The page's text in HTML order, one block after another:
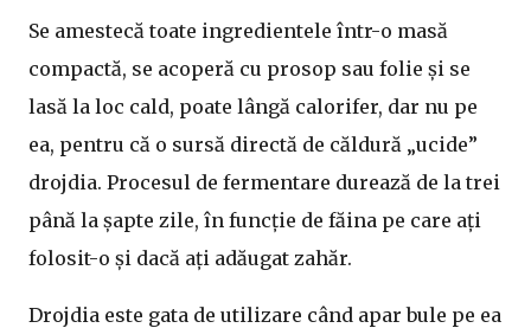
Se amestecă toate ingredientele într-o masă
compactă, se acoperă cu prosop sau folie și se
lasă la loc cald, poate lângă calorifer, dar nu pe
ea, pentru că o sursă directă de căldură „ucide”
drojdia. Procesul de fermentare durează de la trei
până la șapte zile, în funcție de făina pe care ați
folosit-o și dacă ați adăugat zahăr.
Drojdia este gata de utilizare când apar bule pe ea